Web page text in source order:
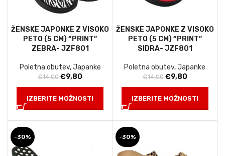
ŽENSKE JAPONKE Z VISOKO
PETO (5 CM) “PRINT”
ZEBRA- JZF801
Poletna obutev,Japanke
€14,00 Izvirna
cena
je
€9,80
cena
je:
IZBERITE MOŽNOSTI
ŽENSKE JAPONKE Z VISOKO
PETO (5 CM) “PRINT”
SIDRA- JZF801
Poletna obutev,Japanke
€14,00 Izvirna
cena
je
€9,80Trenutna
cena
je:
IZBERITE MOŽNOSTI
-30% -30%